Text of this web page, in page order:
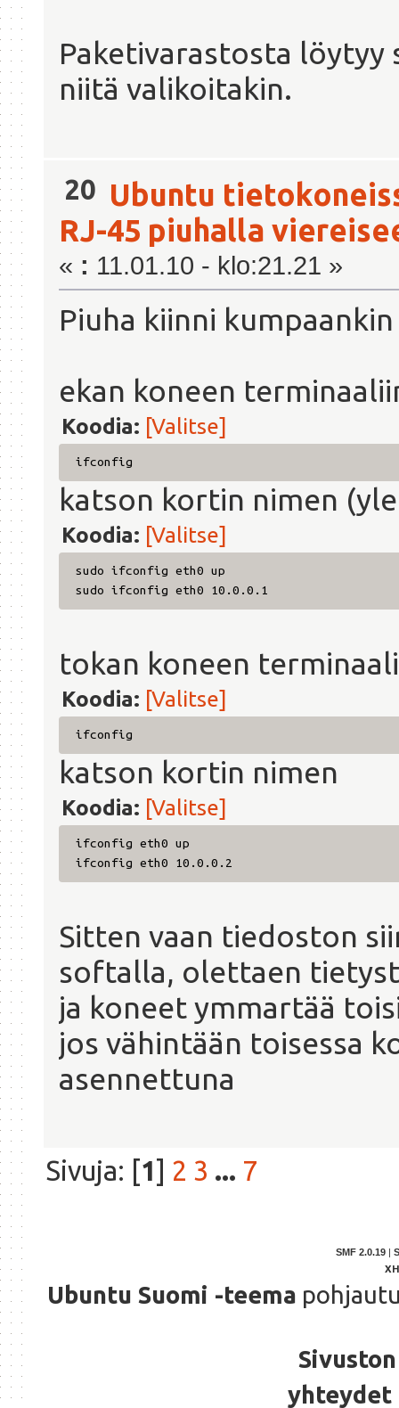
Paketivarastosta
niitä valikoitakin.
20 Ubuntu
RJ-45 piuhalla
« : 11.01.10 - klo:21.21 »
Piuha kiinni
ekan koneen
Koodia: [Valitse]
ifconfig
katson kortin nimen
Koodia: [Valitse]
sudo ifconfig eth0 up
sudo ifconfig eth0 10.0.0.1
tokan koneen
Koodia: [Valitse]
ifconfig
katson kortin nimen
Koodia: [Valitse]
ifconfig eth0 up
ifconfig eth0 10.0.0.2
Sitten vaan tiedoston
softalla, olettaen
ja koneet ymmartää
jos vähintään toisessa
asennettuna
Sivuja: [1] 2 3 ... 7
SMF 2.0.19 |
Ubuntu Suomi -teema
yhteydet